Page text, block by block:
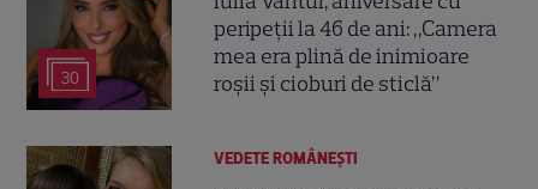
30
peripeții la 46 de ani: „Camera
mea era plină de inimioare
roșii și cioburi de sticlă”
VEDETE ROMÂNEŞTI